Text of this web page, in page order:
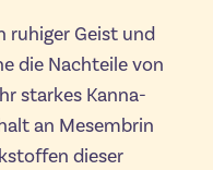
ruhiger Geist und
die Nachteile von
starkes Kanna-
an Mesembrin
dieser